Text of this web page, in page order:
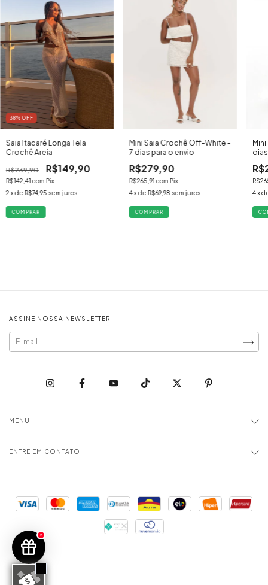
2
38% OFF
Saia Itacaré Longa Tela
Crochê Areia
R$239,90 R$149,90
R$142,41com Pix
2 x de R$74,95 sem juros
COMPRAR
Mini Saia Crochê Off-White -
7 dias para o envio
R$279,90
R$265,91com Pix
4x de R$69,98 sem juros
COMPRAR
4 x
ASSINE NOSSA NEWSLETTER
MENU
ENTRE EM CONTATO